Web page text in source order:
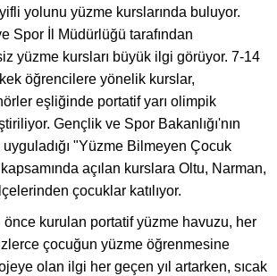
yolunu yüzme kurslarında buluyor.
Spor İl Müdürlüğü tarafından
yüzme kursları büyük ilgi görüyor. 7-14
öğrencilere yönelik kurslar,
eşliğinde portatif yarı olimpik
Gençlik ve Spor Bakanlığı'nın
"Yüzme Bilmeyen Çocuk
açılan kurslara Oltu, Narman,
çocuklar katılıyor.
önce kurulan portatif yüzme havuzu, her
çocuğun yüzme öğrenmesine
olan ilgi her geçen yıl artarken, sıcak